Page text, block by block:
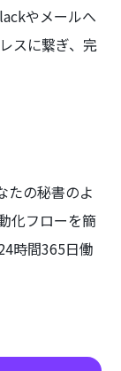
やメールへ
スに繋ぎ、完
たの秘書のよ
化フローを簡
時間365日働